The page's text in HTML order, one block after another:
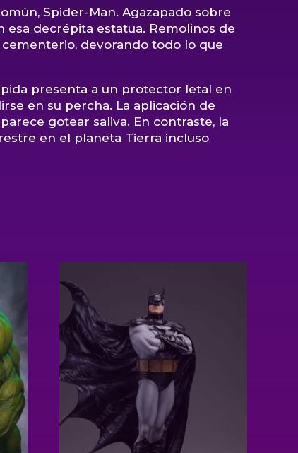
Spider-Man. Agazapado sobre
decrépita estatua. Remolinos de
devorando todo lo que
presenta a un protector letal en
en su percha. La aplicación de
gotear saliva. En contraste, la
en el planeta Tierra incluso